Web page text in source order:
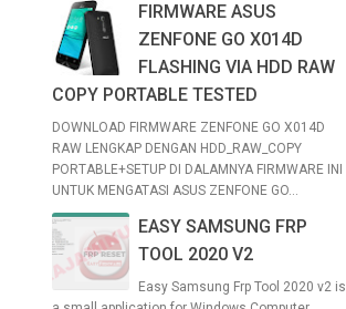
FIRMWARE ASUS
ZENFONE GO X014D
FLASHING VIA HDD RAW
COPY PORTABLE TESTED
DOWNLOAD FIRMWARE ZENFONE GO X014D
RAW LENGKAP DENGAN HDD_RAW_COPY
PORTABLE+SETUP DI DALAMNYA FIRMWARE INI
UNTUK MENGATASI ASUS ZENFONE GO...
EASY SAMSUNG FRP
TOOL 2020 V2
Easy Samsung Frp Tool 2020 v2 is